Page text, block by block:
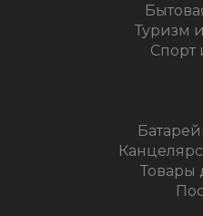
Туризм
Спорт
Товары